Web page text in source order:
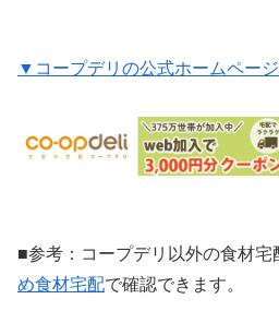
▼コープデリの公式ホームペー
■参考：コープデリ以外の食材宅
め食材宅配で確認できます。